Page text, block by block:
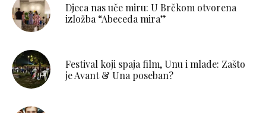
Djeca nas uče miru: U Brčkom otvorena
izložba “Abeceda mira”
Festival koji spaja film, Unu i mlade: Zašto
je Avant & Una poseban?